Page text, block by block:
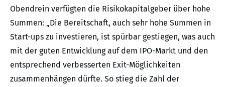
Obendrein verfügten die Risikokapitalgeber über hohe
Summen: „Die Bereitschaft, auch sehr hohe Summen in
Start-ups zu investieren, ist spürbar gestiegen, was auch
mit der guten Entwicklung auf dem IPO-Markt und den
entsprechend verbesserten Exit-Möglichkeiten
zusammenhängen dürfte. So stieg die Zahl der